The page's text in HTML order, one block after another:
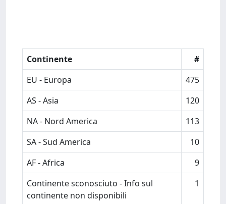
Continente
#
EU - Europa
475
AS - Asia
120
NA - Nord America
113
SA - Sud America
10
AF - Africa
9
Continente sconosciuto - Info sul
continente non disponibili
1